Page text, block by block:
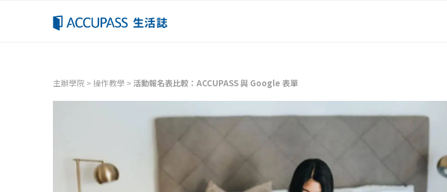
主辦學院 > 操作教學 > 活動報名表比較：ACCUPASS 與 Google 表單